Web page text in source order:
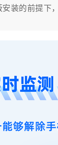
装的前提下